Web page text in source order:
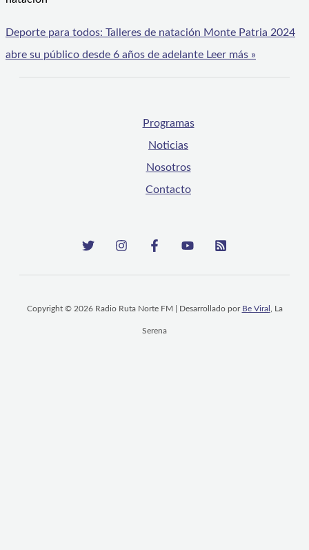
Deporte para todos: Talleres de natación Monte Patria 2024
abre su público desde 6 años de adelante Leer más »
Programas
Noticias
Nosotros
Contacto
Copyright © 2026 Radio Ruta Norte FM | Desarrollado por Be Viral , La
Serena